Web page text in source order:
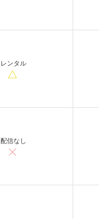
レンタル
配信なし